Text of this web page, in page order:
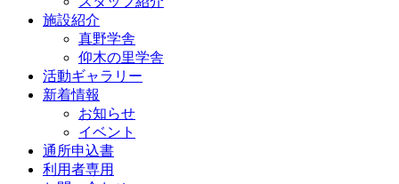
施設紹介
真野学舎
仰木の里学舎
活動ギャラリー
新着情報
お知らせ
イベント
通所申込書
利用者専用